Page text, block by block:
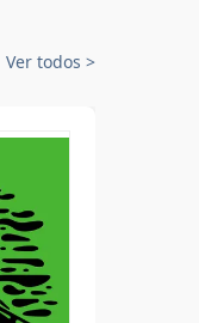
Ver todos >